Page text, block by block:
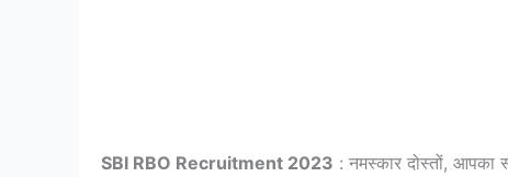
SBI RBO Recruitment 2023 : नमस्कार दोस्तों,